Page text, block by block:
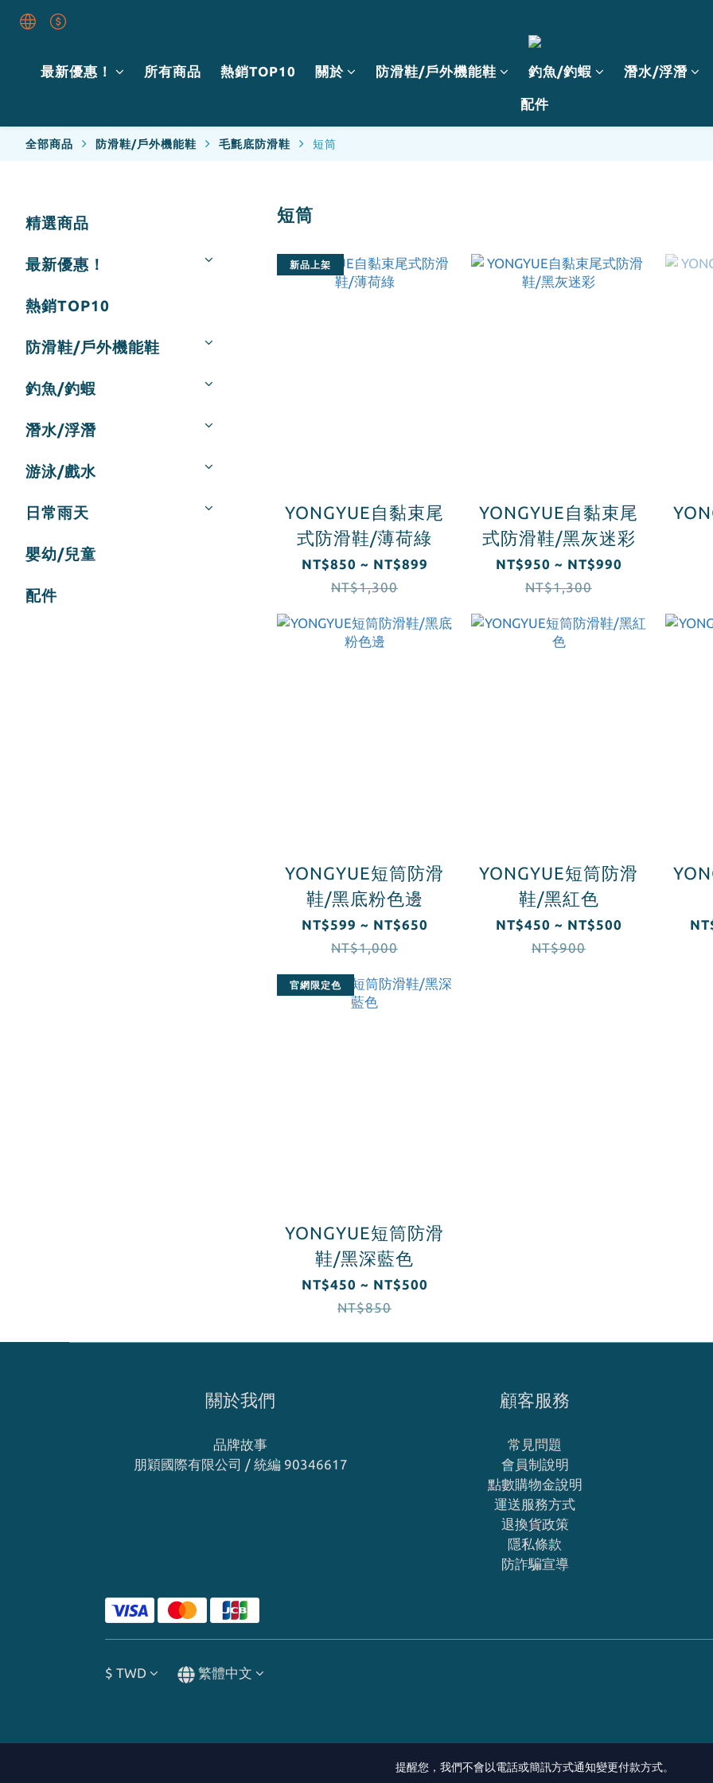
最新優惠！ 所有商品 熱銷TOP10 關於 防滑鞋/戶外機能鞋 釣魚/釣蝦 潛水/浮潛
配件
全部商品 防滑鞋/戶外機能鞋 毛氈底防滑鞋 短筒
精選商品
最新優惠！
熱銷TOP10
防滑鞋/戶外機能鞋
釣魚/釣蝦
潛水/浮潛
游泳/戲水
日常雨天
嬰幼/兒童
配件
短筒
新品上架
YONGYUE自黏束尾
式防滑鞋/薄荷綠
NT$850 ~ NT$899
NT$1,300
YONGYUE自黏束尾
式防滑鞋/黑灰迷彩
NT$950 ~ NT$990
NT$1,300
YONGYUE短筒防滑
鞋/黑底粉色邊
NT$599 ~ NT$650
NT$1,000
YONGYUE短筒防滑
鞋/黑紅色
NT$450 ~ NT$500
NT$900
官網限定色
YONGYUE短筒防滑
鞋/黑深藍色
NT$450 ~ NT$500
NT$850
關於我們
品牌故事
朋穎國際有限公司 / 統編 90346617
顧客服務
常見問題
會員制說明
點數購物金說明
運送服務方式
退換貨政策
隱私條款
防詐騙宣導
$ TWD 繁體中文
提醒您，我們不會以電話或簡訊方式通知變更付款方式。